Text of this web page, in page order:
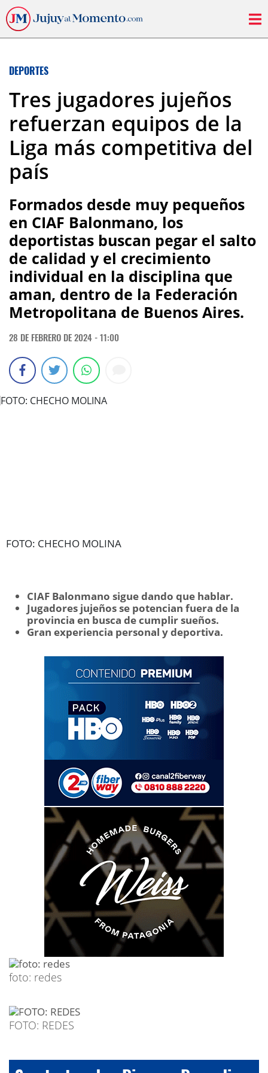
DEPORTES
Tres jugadores jujeños
refuerzan equipos de la
Liga más competitiva del
país
Formados desde muy pequeños
en CIAF Balonmano, los
deportistas buscan pegar el salto
de calidad y el crecimiento
individual en la disciplina que
aman, dentro de la Federación
Metropolitana de Buenos Aires.
28 DE FEBRERO DE 2024 - 11:00
FOTO: CHECHO MOLINA
CIAF Balonmano sigue dando que hablar.
Jugadores jujeños se potencian fuera de la
provincia en busca de cumplir sueños.
Gran experiencia personal y deportiva.
foto: redes
FOTO: REDES